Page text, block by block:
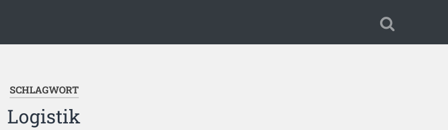
SCHLAGWORT
Logistik